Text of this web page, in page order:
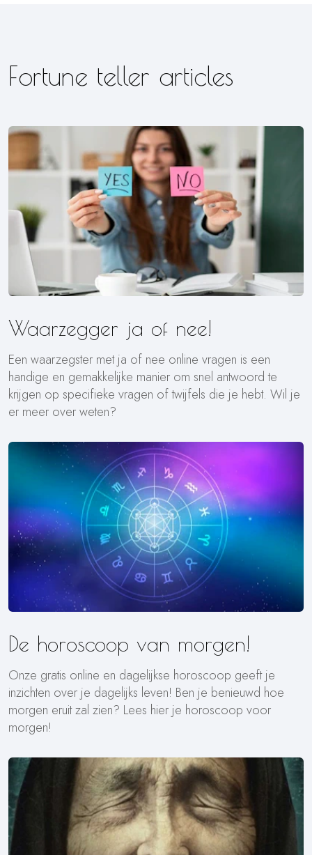
Fortune teller articles
Waarzegger ja of nee!
Een waarzegster met ja of nee online vragen is een
handige en gemakkelijke manier om snel antwoord te
krijgen op specifieke vragen of twijfels die je hebt. Wil je
er meer over weten?
De horoscoop van morgen!
Onze gratis online en dagelijkse horoscoop geeft je
inzichten over je dagelijks leven! Ben je benieuwd hoe
morgen eruit zal zien? Lees hier je horoscoop voor
morgen!